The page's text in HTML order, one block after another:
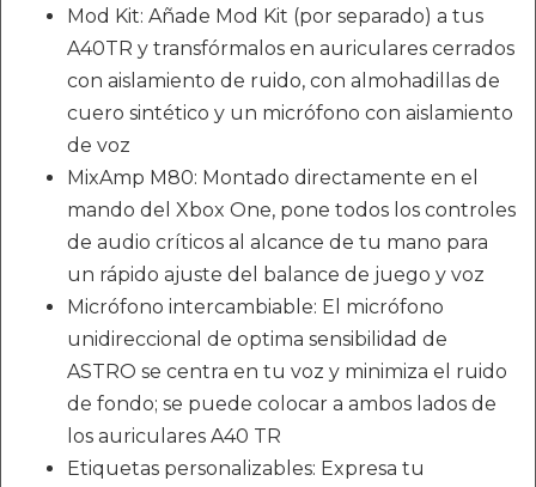
Mod Kit: Añade Mod Kit (por separado) a tus
A40TR y transfórmalos en auriculares cerrados
con aislamiento de ruido, con almohadillas de
cuero sintético y un micrófono con aislamiento
de voz
MixAmp M80: Montado directamente en el
mando del Xbox One, pone todos los controles
de audio críticos al alcance de tu mano para
un rápido ajuste del balance de juego y voz
Micrófono intercambiable: El micrófono
unidireccional de optima sensibilidad de
ASTRO se centra en tu voz y minimiza el ruido
de fondo; se puede colocar a ambos lados de
los auriculares A40 TR
Etiquetas personalizables: Expresa tu